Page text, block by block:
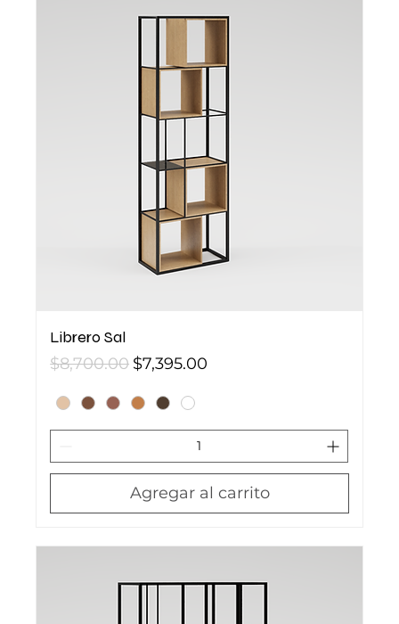
Librero Sal
Precio
$8,700.00 Precio de oferta
$7,395.00
Agregar al carrito